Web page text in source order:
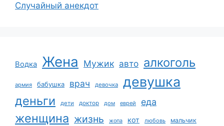
Случайный анекдот
Водка Жена Мужик авто алкоголь
армия бабушка врач девочка девушка
деньги дети доктор дом еврей еда
женщина жизнь жопа кот любовь мальчик